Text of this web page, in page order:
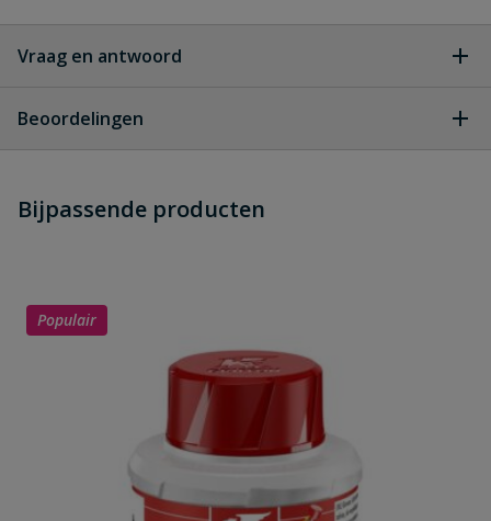
Vraag en antwoord
dit product?
Beoordelingen
Schrijf zelf een beoordeling
Uw waardering:
Bijpassende producten
Populair